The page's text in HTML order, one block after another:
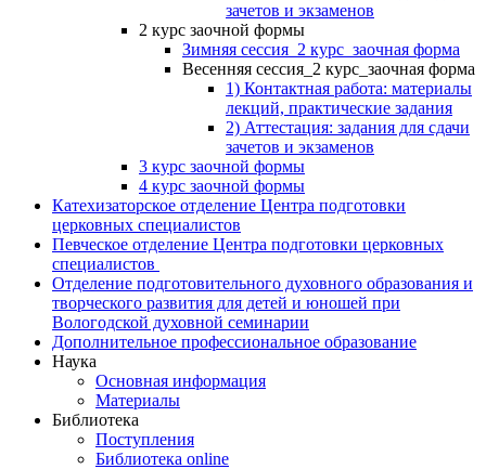
зачетов и экзаменов
2 курс заочной формы
Зимняя сессия_2 курс_заочная форма
Весенняя сессия_2 курс_заочная форма
1) Контактная работа: материалы
лекций, практические задания
2) Аттестация: задания для сдачи
зачетов и экзаменов
3 курс заочной формы
4 курс заочной формы
Катехизаторское отделение Центра подготовки
церковных специалистов
Певческое отделение Центра подготовки церковных
специалистов
Отделение подготовительного духовного образования и
творческого развития для детей и юношей при
Вологодской духовной семинарии
Дополнительное профессиональное образование
Наука
Основная информация
Материалы
Библиотека
Поступления
Библиотека online